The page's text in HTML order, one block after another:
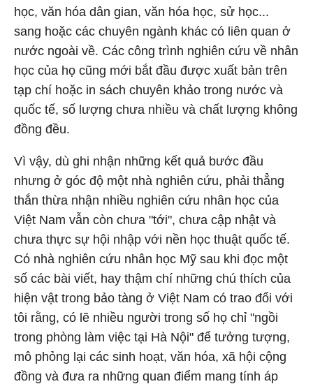
học, văn hóa dân gian, văn hóa học, sử học...
sang hoặc các chuyên ngành khác có liên quan ở
nước ngoài về. Các công trình nghiên cứu về nhân
học của họ cũng mới bắt đầu được xuất bản trên
tạp chí hoặc in sách chuyên khảo trong nước và
quốc tế, số lượng chưa nhiều và chất lượng không
đồng đều.
Vì vậy, dù ghi nhận những kết quả bước đầu
nhưng ở góc độ một nhà nghiên cứu, phải thẳng
thắn thừa nhận nhiều nghiên cứu nhân học của
Việt Nam vẫn còn chưa "tới", chưa cập nhật và
chưa thực sự hội nhập với nền học thuật quốc tế.
Có nhà nghiên cứu nhân học Mỹ sau khi đọc một
số các bài viết, hay thậm chí những chú thích của
hiện vật trong bảo tàng ở Việt Nam có trao đổi với
tôi rằng, có lẽ nhiều người trong số họ chỉ "ngồi
trong phòng làm việc tại Hà Nội" để tưởng tượng,
mô phỏng lại các sinh hoạt, văn hóa, xã hội cộng
đồng và đưa ra những quan điểm mang tính áp